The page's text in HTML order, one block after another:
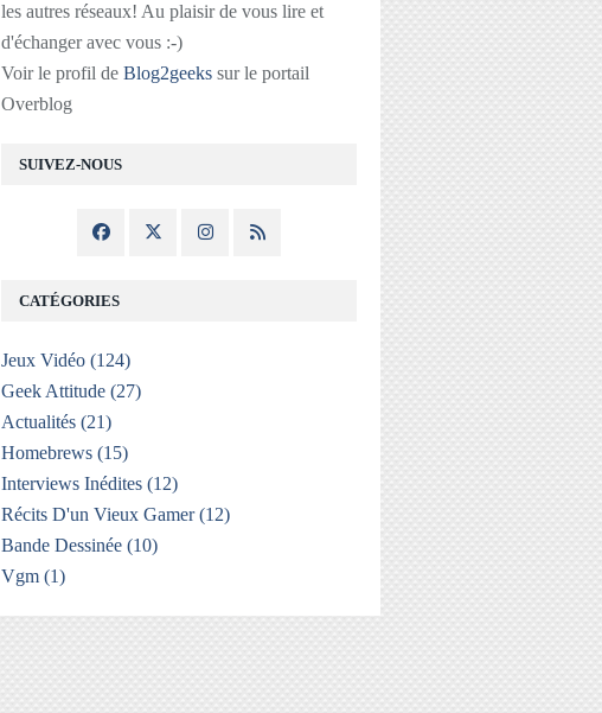
SUIVEZ-NOUS
les autres réseaux! Au plaisir de vous lire et
d'échanger avec vous :-)
Voir le profil de Blog2geeks sur le portail
Overblog
CATÉGORIES
Jeux Vidéo (124)
Geek Attitude (27)
Actualités (21)
Homebrews (15)
Interviews Inédites (12)
Récits D'un Vieux Gamer(12)
Bande Dessinée (10)
Vgm (1)